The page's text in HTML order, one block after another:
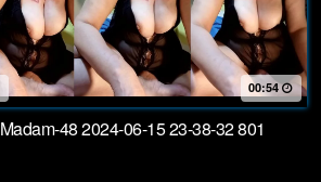
00:54
Madam-48 2024-06-15 23-38-32 801